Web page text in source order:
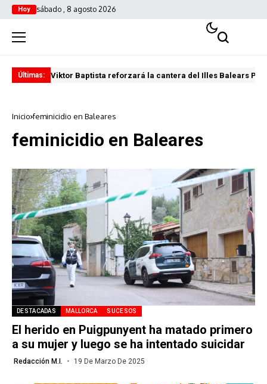
Hoy sábado , 8 agosto 2026
Últimas: Viktor Baptista reforzará la cantera del Illes Balears
Inicio feminicidio en Baleares
feminicidio en Baleares
DESTACADAS MALLORCA SUCESOS
El herido en Puigpunyent ha matado primero
a su mujer y luego se ha intentado suicidar
Redacción M.I. 19 De Marzo De 2025